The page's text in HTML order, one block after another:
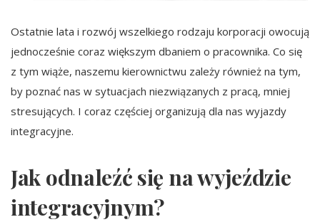
Ostatnie lata i rozwój wszelkiego rodzaju korporacji owocują
jednocześnie coraz większym dbaniem o pracownika. Co się
z tym wiąże, naszemu kierownictwu zależy również na tym,
by poznać nas w sytuacjach niezwiązanych z pracą, mniej
stresujących. I coraz częściej organizują dla nas wyjazdy
integracyjne.
Jak odnaleźć się na wyjeździe
integracyjnym?